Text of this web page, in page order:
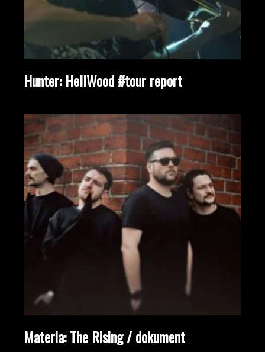
Hunter: HellWood #tour report
Materia: The Rising / dokument